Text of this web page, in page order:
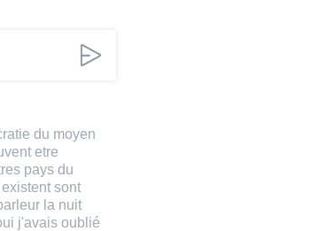
du moyen
etre
pays du
sont
la nuit
j'avais oublié